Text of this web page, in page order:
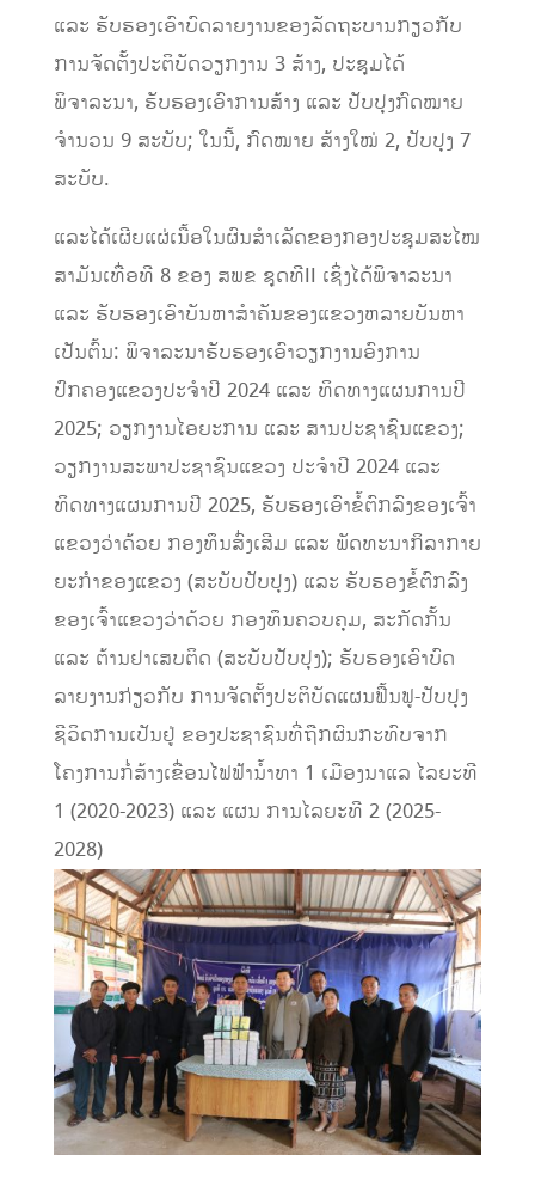
ແລະ ຮັບຮອງເອົາບົດລາຍງານຂອງລັດຖະບານກຽວກັບ
ການຈັດຕັ້ງປະຕິບັດວຽກງານ 3 ສ້າງ, ປະຊຸມໄດ້
ພິຈາລະນາ, ຮັບຮອງເອົາການສ້າງ ແລະ ປັບປຸງກົດໝາຍ
ຈຳນວນ 9 ສະບັບ; ໃນນີ້, ກົດໝາຍ ສ້າງໃໝ່ 2, ປັບປຸງ 7
ສະບັບ.
ແລະໄດ້ເຜີຍແຜ່ເນື້ອໃນຜົນສຳເລັດຂອງກອງປະຊຸມສະໄໝ
ສາມັນເທື່ອທີ 8 ຂອງ ສພຂ ຊຸດທີII ເຊິ່ງໄດ້ພິຈາລະນາ
ແລະ ຮັບຮອງເອົາບັນຫາສໍາຄັນຂອງແຂວງຫລາຍບັນຫາ
ເປັນຕົ້ນ: ພິຈາລະນາຮັບຮອງເອົາວຽກງານອົງການ
ປົກຄອງແຂວງປະຈຳປີ 2024 ແລະ ທິດທາງແຜນການປີ
2025; ວຽກງານໄອຍະການ ແລະ ສານປະຊາຊົນແຂວງ;
ວຽກງານສະພາປະຊາຊົນແຂວງ ປະຈຳປີ 2024 ແລະ
ທິດທາງແຜນການປີ 2025, ຮັບຮອງເອົາຂໍ້ຕົກລົງຂອງເຈົ້າ
ແຂວງວ່າດ້ວຍ ກອງທຶນສົ່ງເສີມ ແລະ ພັດທະນາກິລາກາຍ
ຍະກໍາຂອງແຂວງ (ສະບັບປັບປຸງ) ແລະ ຮັບຮອງຂໍ້ຕົກລົງ
ຂອງເຈົ້າແຂວງວ່າດ້ວຍ ກອງທຶນຄວບຄຸມ, ສະກັດກັ້ນ
ແລະ ຕ້ານຢາເສບຕິດ (ສະບັບປັບປຸງ); ຮັບຮອງເອົາບົດ
ລາຍງານກ່ຽວກັບ ການຈັດຕັ້ງປະຕິບັດແຜນຟື້ນຟູ-ປັບປຸງ
ຊີວິດການເປັນຢູ່ ຂອງປະຊາຊົນທີ່ຖືກຜົນກະທົບຈາກ
ໂຄງການກໍ່ສ້າງເຂື່ອນໄຟຟ້ານໍ້າທາ 1 ເມືອງນາແລ ໄລຍະທີ
1 (2020-2023) ແລະ ແຜນ ການໄລຍະທີ 2 (2025-
2028)